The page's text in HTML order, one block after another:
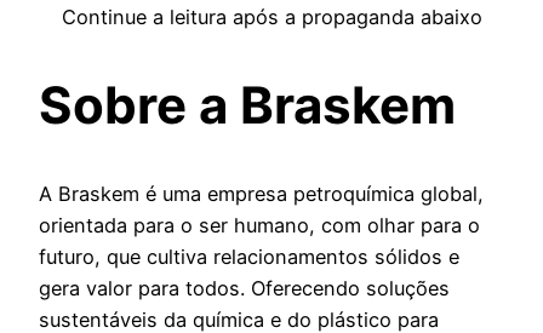
Continue a leitura após a propaganda abaixo
Sobre a Braskem
A Braskem é uma empresa petroquímica global,
orientada para o ser humano, com olhar para o
futuro, que cultiva relacionamentos sólidos e
gera valor para todos. Oferecendo soluções
sustentáveis da química e do plástico para